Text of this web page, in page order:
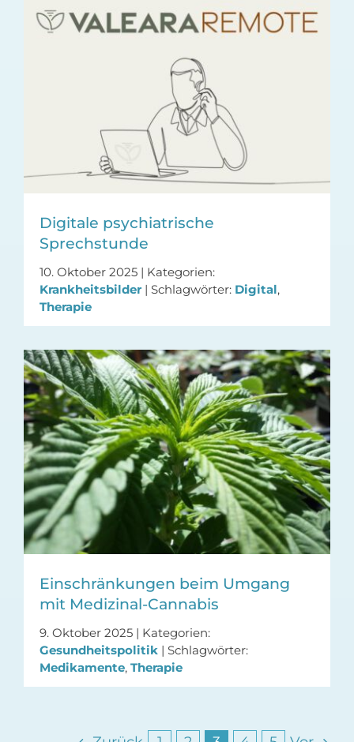
Digitale psychiatrische
Sprechstunde
10. Oktober 2025 | Kategorien:
Krankheitsbilder | Schlagwörter: Digital,
Therapie
Einschränkungen beim Umgang
mit Medizinal-Cannabis
9. Oktober 2025 | Kategorien:
Gesundheitspolitik | Schlagwörter:
Medikamente, Therapie